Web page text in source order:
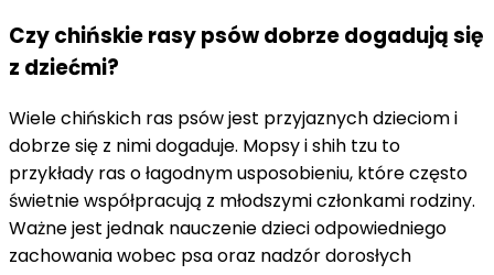
Czy chińskie rasy psów dobrze dogadują się
z dziećmi?
Wiele chińskich ras psów jest przyjaznych dzieciom i
dobrze się z nimi dogaduje. Mopsy i shih tzu to
przykłady ras o łagodnym usposobieniu, które często
świetnie współpracują z młodszymi członkami rodziny.
Ważne jest jednak nauczenie dzieci odpowiedniego
zachowania wobec psa oraz nadzór dorosłych